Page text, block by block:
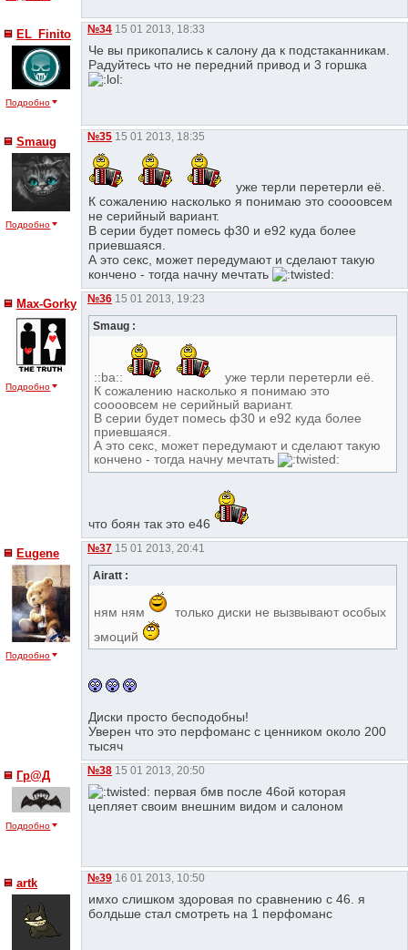
EL_Finito
Подробно
№34 15 01 2013, 18:33
Че вы прикопались к салону да к подстаканникам.
Радуйтесь что не передний привод и 3 горшка
Smaug
Подробно
№35 15 01 2013, 18:35
уже терли перетерли её.
К сожалению насколько я понимаю это соооовсем
не серийный вариант.
В серии будет помесь ф30 и е92 куда более
приевшаяся.
А это секс, может передумают и сделают такую
кончено - тогда начну мечтать
Max-Gorky
Подробно
№36 15 01 2013, 19:23
Smaug :
::ba::
уже терли перетерли её.
К сожалению насколько я понимаю это
соооовсем не серийный вариант.
В серии будет помесь ф30 и е92 куда более
приевшаяся.
А это секс, может передумают и сделают такую
кончено - тогда начну мечтать
что боян так это e46
Eugene
Подробно
№37 15 01 2013, 20:41
Airatt :
ням ням
только диски не вызвывают особых
эмоций
Диски просто бесподобны!
Уверен что это перфоманс с ценником около 200
тысяч
Гр@Д
Подробно
№38 15 01 2013, 20:50
первая бмв после 46ой которая
цепляет своим внешним видом и салоном
artk №39 16 01 2013, 10:50
имхо слишком здоровая по сравнению с 46. я
болдьше стал смотреть на 1 перфоманс